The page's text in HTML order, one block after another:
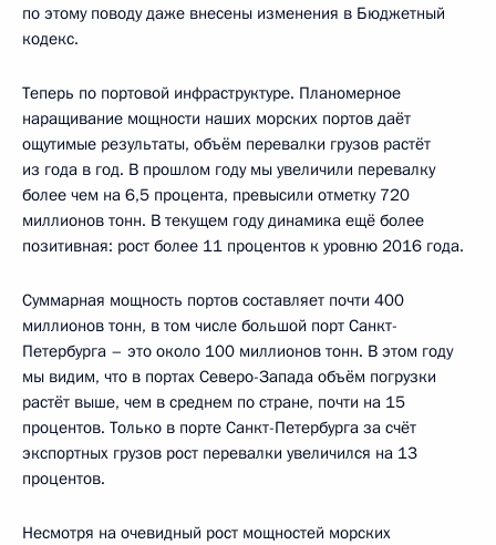
по этому поводу даже внесены изменения в Бюджетный
кодекс.
Теперь по портовой инфраструктуре. Планомерное
наращивание мощности наших морских портов даёт
ощутимые результаты, объём перевалки грузов растёт
из года в год. В прошлом году мы увеличили перевалку
более чем на 6,5 процента, превысили отметку 720
миллионов тонн. В текущем году динамика ещё более
позитивная: рост более 11 процентов к уровню 2016 года.
Суммарная мощность портов составляет почти 400
миллионов тонн, в том числе большой порт Санкт-
Петербурга – это около 100 миллионов тонн. В этом году
мы видим, что в портах Северо-Запада объём погрузки
растёт выше, чем в среднем по стране, почти на 15
процентов. Только в порте Санкт-Петербурга за счёт
экспортных грузов рост перевалки увеличился на 13
процентов.
Несмотря на очевидный рост мощностей морских